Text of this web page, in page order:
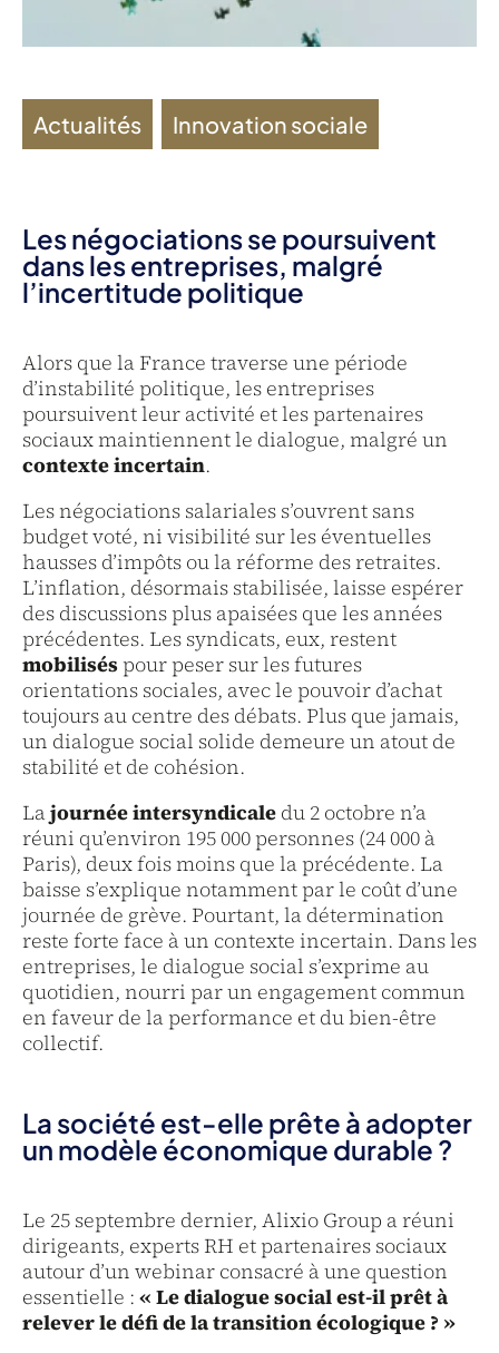
Actualités Innovation sociale
Les négociations se poursuivent
dans les entreprises, malgré
l’incertitude politique
Alors que la France traverse une période
d’instabilité politique, les entreprises
poursuivent leur activité et les partenaires
sociaux maintiennent le dialogue, malgré un
contexte incertain.
Les négociations salariales s’ouvrent sans
budget voté, ni visibilité sur les éventuelles
hausses d’impôts ou la réforme des retraites.
L’inflation, désormais stabilisée, laisse espérer
des discussions plus apaisées que les années
précédentes. Les syndicats, eux, restent
mobiliséspour peser sur les futures
orientations sociales, avec le pouvoir d’achat
toujours au centre des débats. Plus que jamais,
un dialogue social solide demeure un atout de
stabilité et de cohésion.
Lajournée intersyndicale du 2 octobre n’a
réuni qu’environ 195 000 personnes (24 000 à
Paris), deux fois moins que la précédente. La
baisse s’explique notamment par le coût d’une
journée de grève. Pourtant, la détermination
reste forte face à un contexte incertain. Dans les
entreprises, le dialogue social s’exprime au
quotidien, nourri par un engagement commun
en faveur de la performance et du bien-être
collectif.
La société est-elle prête à adopter
un modèle économique durable ?
Le 25 septembre dernier, Alixio Group a réuni
dirigeants, experts RH et partenaires sociaux
autour d’un webinar consacré à une question
essentielle : « Le dialogue social est-il prêt à
relever le défi de la transition écologique ? »